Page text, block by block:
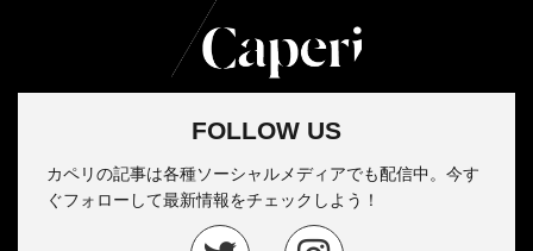
FOLLOW US
カペリの記事は各種ソーシャルメディアでも配信中。今す
ぐフォローして最新情報をチェックしよう！